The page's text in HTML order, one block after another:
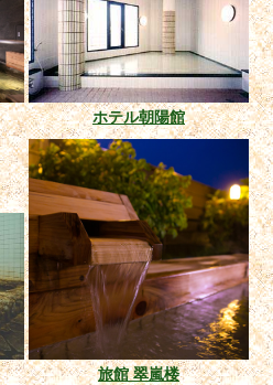
ホテル朝陽館
旅館 翠嵐楼